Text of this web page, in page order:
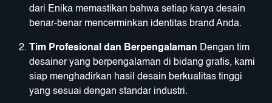
dari Enika memastikan bahwa setiap karya desain
benar-benar mencerminkan identitas brand Anda.
Tim Profesional dan Berpengalaman Dengan tim
desainer yang berpengalaman di bidang grafis, kami
siap menghadirkan hasil desain berkualitas tinggi
yang sesuai dengan standar industri.